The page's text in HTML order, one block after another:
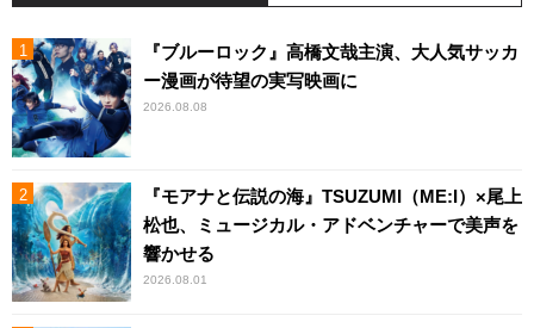
『ブルーロック』高橋文哉主演、大人気サッカ
ー漫画が待望の実写映画に
2026.08.08
『モアナと伝説の海』TSUZUMI（ME:I）×尾上
松也、ミュージカル・アドベンチャーで美声を
響かせる
2026.08.01